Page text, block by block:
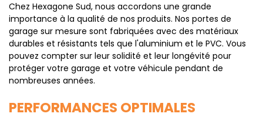
Chez Hexagone Sud, nous accordons une grande
importance à la qualité de nos produits. Nos portes de
garage sur mesure sont fabriquées avec des matériaux
durables et résistants tels que l'aluminium et le PVC. Vous
pouvez compter sur leur solidité et leur longévité pour
protéger votre garage et votre véhicule pendant de
nombreuses années.
PERFORMANCES OPTIMALES